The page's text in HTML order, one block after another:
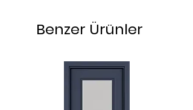
Benzer Ürünler